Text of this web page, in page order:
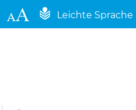
Leichte Sprache